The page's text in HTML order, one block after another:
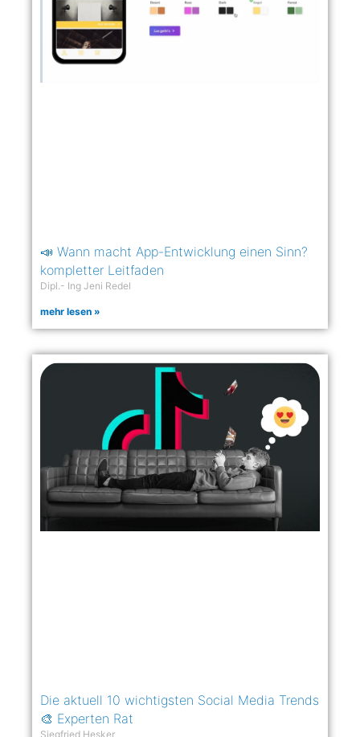
📣 Wann macht App-Entwicklung einen Sinn?
kompletter Leitfaden
Dipl.- Ing Jeni Redel
mehr lesen »
Die aktuell 10 wichtigsten Social Media Trends​
🎨 Experten Rat
Siegfried Hesker